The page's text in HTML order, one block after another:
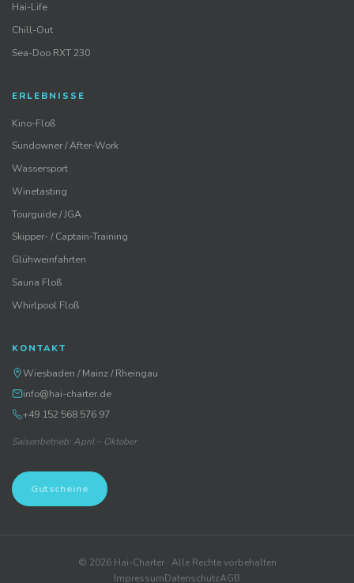
Hai-Life
Chill-Out
Sea-Doo RXT 230
ERLEBNISSE
Kino-Floß
Sundowner / After-Work
Wassersport
Winetasting
Tourguide / JGA
Skipper- / Captain-Training
Glühweinfahrten
Sauna Floß
Whirlpool Floß
KONTAKT
Wiesbaden / Mainz / Rheingau
info@hai-charter.de
+49 152 568 576 97
Saisonbetrieb: April – Oktober
Gutscheine
© 2026Hai-Charter · Alle Rechte vorbehalten
ImpressumDatenschutzAGB